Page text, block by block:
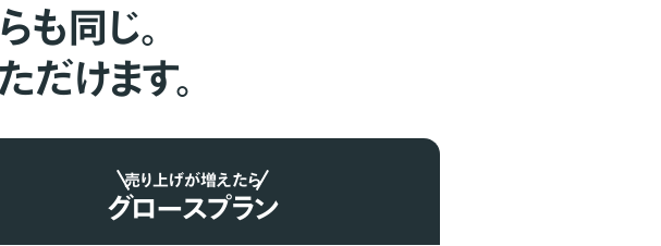
も同じ。
だけます。
売り上げが増えたら
グロースプラン